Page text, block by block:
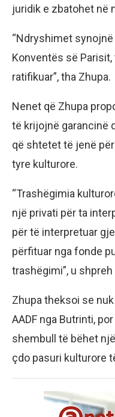
juridik e zbatohet në
“Ndryshimet
Konventës së
ratifikuar”, tha Zhupa.
Nenet që Zhupa
të krijojnë garancinë
që shtetet të jenë
tyre kulturore.
“Trashëgimia
një privati për ta
për të interpretuar
përfituar nga fonde
trashëgimi”, u
Zhupa theksoi se
AADF nga Butrinti,
shembull të bëhet
çdo pasuri kulturore